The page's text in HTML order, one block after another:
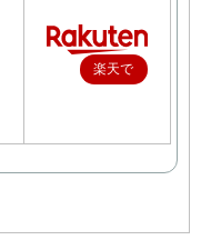
楽天で